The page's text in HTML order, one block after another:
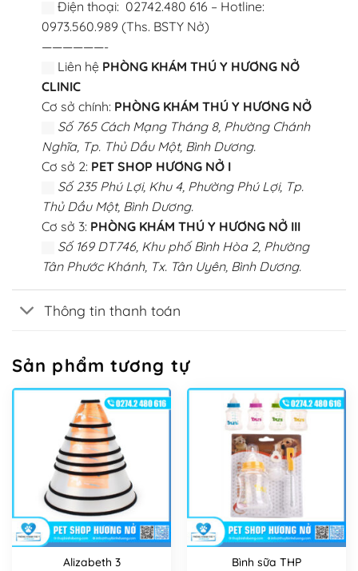
Điện thoại: 02742.480 616 – Hotline:
0973.560.989 (Ths. BSTY Nở)
——————-
Liên hệ PHÒNG KHÁM THÚ Y HƯƠNG NỞ
CLINIC
Cơ sở chính: PHÒNG KHÁM THÚ Y HƯƠNG NỞ
Số 765 Cách Mạng Tháng 8, Phường Chánh
Nghĩa, Tp. Thủ Dầu Một, Bình Dương.
Cơ sở 2: PET SHOP HƯƠNG NỞ I
Số 235 Phú Lợi, Khu 4, Phường Phú Lợi, Tp.
Thủ Dầu Một, Bình Dương.
Cơ sở 3: PHÒNG KHÁM THÚ Y HƯƠNG NỞ III
Số 169 DT746, Khu phố Bình Hòa 2, Phường
Tân Phước Khánh, Tx. Tân Uyên, Bình Dương.
Thông tin thanh toán
Sản phẩm tương tự
Alizabeth 3
Bình sữa THP